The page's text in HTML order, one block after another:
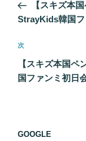
ナ
ゲ
ー
シ
投
【スキズ本
StrayKids韓国フ
次
の
投
次
【スキズ本国
国ファンミ初日
GOOGLE